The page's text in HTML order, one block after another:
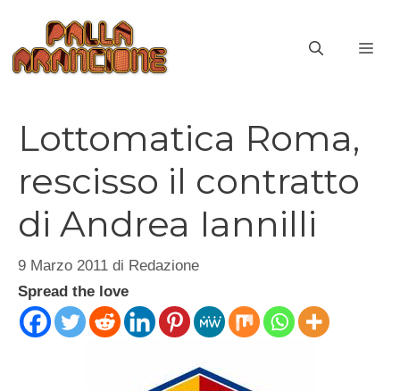
contenuto
Lottomatica Roma,
rescisso il contratto
di Andrea Iannilli
9 Marzo 2011 di Redazione
Spread the love